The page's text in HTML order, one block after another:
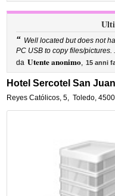
“ Well located but does not
PC USB to copy files/pictures.
da Utente anonimo, 15 anni
Hotel Sercotel San
Reyes Católicos, 5, Toledo,